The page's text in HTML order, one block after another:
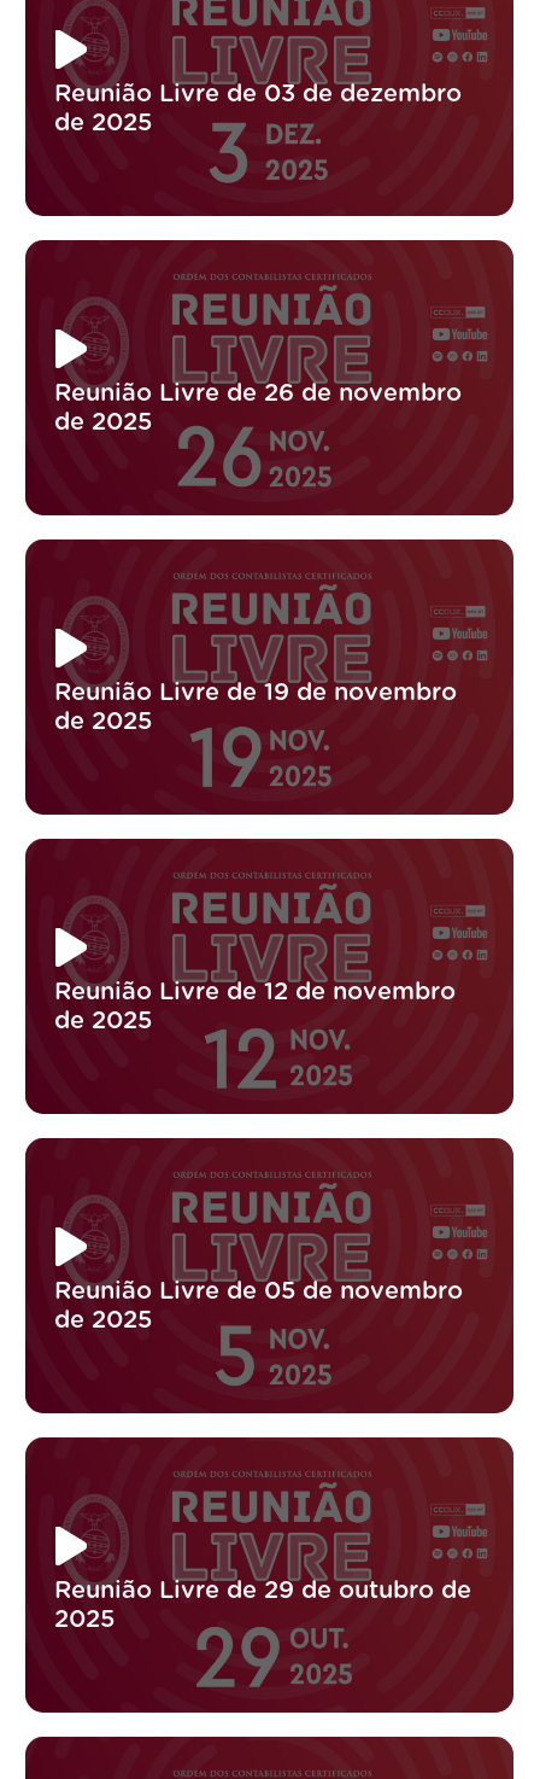
Reunião Livre de 03 de dezembro
de 2025
Reunião Livre de 26 de novembro
de 2025
Reunião Livre de 19 de novembro
de 2025
Reunião Livre de 12 de novembro
de 2025
Reunião Livre de 05 de novembro
de 2025
Reunião Livre de 29 de outubro de
2025